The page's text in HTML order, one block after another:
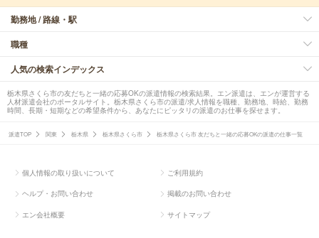
勤務地 / 路線・駅
職種
人気の検索インデックス
栃木県さくら市の友だちと一緒の応募OKの派遣情報の検索結果。エン派遣は、エンが運営する
人材派遣会社のポータルサイト。栃木県さくら市の派遣/求人情報を職種、勤務地、時給、勤務
時間、長期・短期などの希望条件から、あなたにピッタリの派遣のお仕事を探せます。
派遣TOP 関東 栃木県 栃木県さくら市 栃木県さくら市 友だちと一緒の応募OKの派遣の仕事一覧
個人情報の取り扱いについて ご利用規約
ヘルプ・お問い合わせ 掲載のお問い合わせ
エン会社概要 サイトマップ